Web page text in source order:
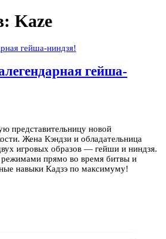
Kaze
гейша-
представительницу новой
Жена Кэндзи и обладательница
игровых образов — гейши и ниндзя.
прямо во время битвы и
навыки Кадзэ по максимуму!